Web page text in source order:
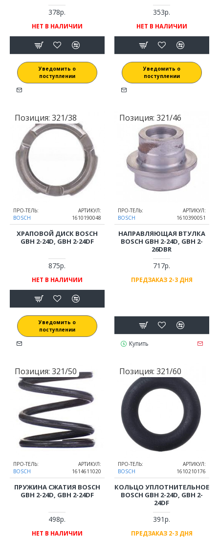
378р.
НЕТ В НАЛИЧИИ
Уведомить о
поступлении
353р.
НЕТ В НАЛИЧИИ
Уведомить о
поступлении
Позиция: 321/38
ПРО-ТЕЛЬ:
BOSCH
АРТИКУЛ:
1610190048
ХРАПОВОЙ ДИСК BOSCH
GBH 2-24D, GBH 2-24DF
875р.
НЕТ В НАЛИЧИИ
Уведомить о
поступлении
Позиция: 321/46
ПРО-ТЕЛЬ:
BOSCH
АРТИКУЛ:
1610390051
НАПРАВЛЯЮЩАЯ ВТУЛКА
BOSCH GBH 2-24D, GBH 2-
26DBR
717р.
ПРЕДЗАКАЗ 2-3 ДНЯ
Купить
Позиция: 321/50
ПРО-ТЕЛЬ:
BOSCH
АРТИКУЛ:
1614611020
ПРУЖИНА СЖАТИЯ BOSCH
GBH 2-24D, GBH 2-24DF
498р.
НЕТ В НАЛИЧИИ
Позиция: 321/60
ПРО-ТЕЛЬ:
BOSCH
АРТИКУЛ:
1610210176
КОЛЬЦО УПЛОТНИТЕЛЬНОЕ
BOSCH GBH 2-24D, GBH 2-
24DF
391р.
ПРЕДЗАКАЗ 2-3 ДНЯ